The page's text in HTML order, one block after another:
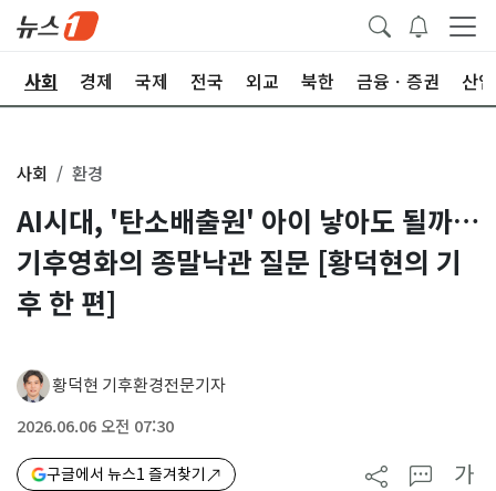
사회 경제 국제 전국 외교 북한 금융ㆍ증권 산업
사회 환경
AI시대, '탄소배출원' 아이 낳아도 될까…
기후영화의 종말낙관 질문 [황덕현의 기
후 한 편]
황덕현 기후환경전문기자
2026.06.06 오전 07:30
구글에서 뉴스1 즐겨찾기 가